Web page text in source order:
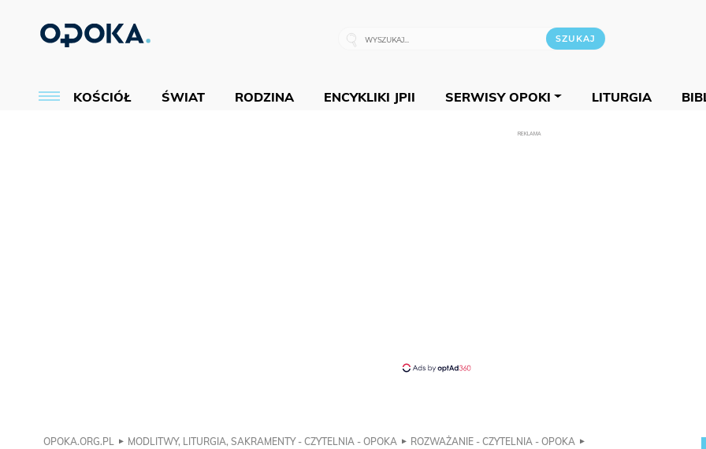
KOŚCIÓŁ ŚWIAT RODZINA ENCYKLIKI JPII SERWISY OPOKI LITURGIA
REKLAMA
OPOKA.ORG.PL MODLITWY, LITURGIA, SAKRAMENTY - CZYTELNIA - OPOKA
ROZWAŻANIE - CZYTELNIA - OPOKA